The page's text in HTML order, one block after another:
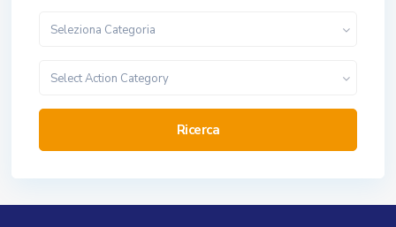
Seleziona Categoria
Select Action Category
Ricerca